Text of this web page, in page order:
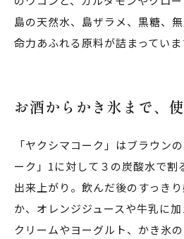
島の天然水、島ザラメ、黒糖、
命力あふれる原料が詰まっていま
お酒からかき氷まで、
「ヤクシマコーク」はブラウン
ーク」1に対して３の炭酸水で割
出来上がり。飲んだ後のすっき
か、オレンジジュースや牛乳に
クリームやヨーグルト、かき氷